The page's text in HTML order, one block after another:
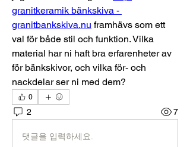
granitkeramik bänkskiva -
granitbankskiva.nu framhävs som ett
val för både stil och funktion. Vilka
material har ni haft bra erfarenheter av
för bänkskivor, och vilka för- och
nackdelar ser ni med dem?
0
2 7
댓글을 입력하세요.